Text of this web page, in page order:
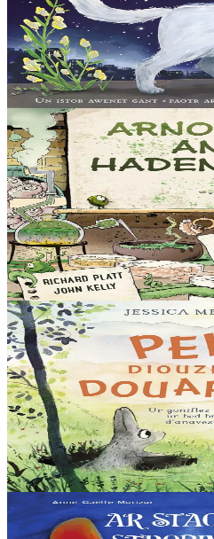
Une petite chatte grise erre dans les
recherche d’amis et de nourriture.
route d’un inconnu qui...
En stock14,00 €
Voir
Acheter
9 ans et plus
TES
The Germ Lab
Le laboratoire des germes.
racontées par les sales bestioles qui
fois amusant et...
En stock14,00 €
Voir
Acheter
3 ans et plus
TES
Beyond the burrow
L’immensité du monde peut
est peuplé de créatures à l’aspect
griffu et velu est-il forcément
En stock14,00 €
Voir
Acheter
4 ans et plus
Goater